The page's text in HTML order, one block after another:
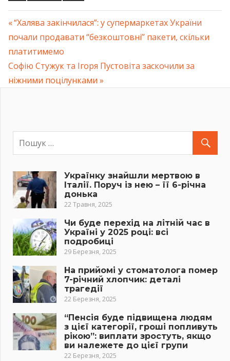
Навігація
записів
Previous
Post:
“Халява закінчилася”: у супермаркетах України
почали продавати “безкоштовні” пакети, скільки
платитимемо
Next
Post:
Софію Стужук та Ігоря Пустовіта заскочили за
ніжними поцілунками
Українку знайшли мертвою в
Італії. Поруч із нею – її 6-річна
донька
22 Травня, 2025
Чи буде перехід на літній час в
Україні у 2025 році: всі
подробиці
29 Березня, 2025
На прийомі у стоматолога помер
7-річний хлопчик: деталі
трагедії
22 Березня, 2025
“Пенсія буде підвищена людям
з цієї категорії, гроші попливуть
рікою”: виплати зростуть, якщо
ви належете до цієї групи
22 Березня, 2025